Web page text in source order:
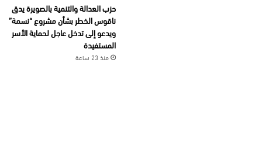
حزب العدالة والتنمية بالصويرة يدق
ناقوس الخطر بشأن مشروع “نسمة”
ويدعو إلى تدخل عاجل لحماية الأسر
المستفيدة
منذ 23 ساعة